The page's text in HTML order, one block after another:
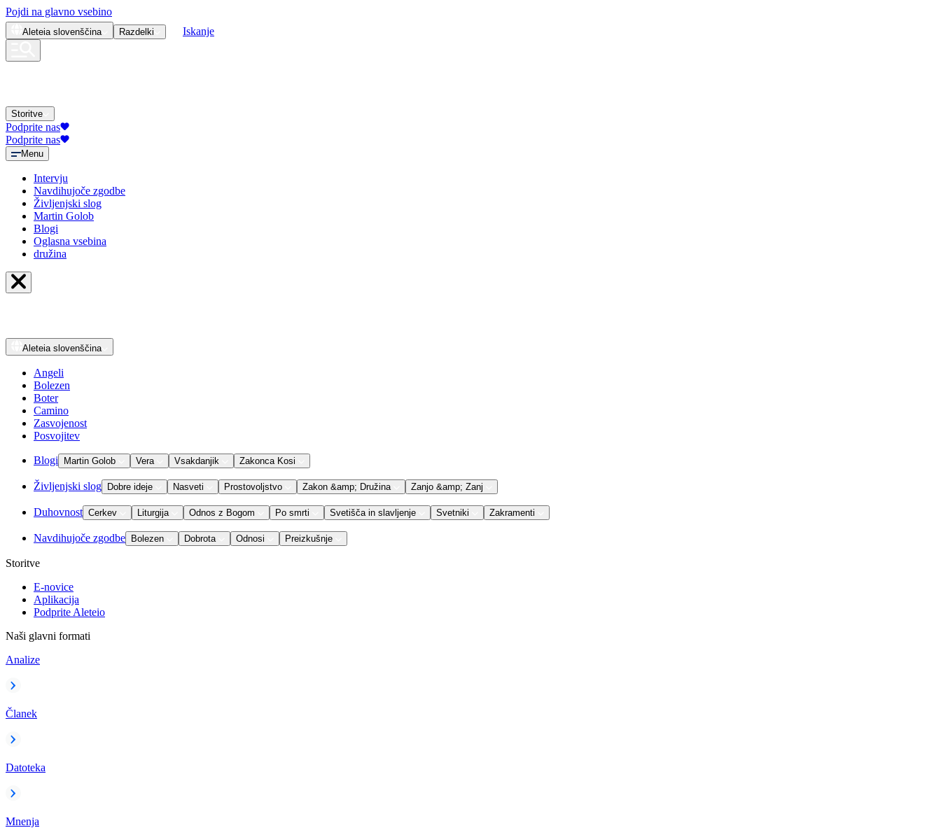
Pojdi na glavno vsebino
Aleteia slovenščina Razdelki Iskanje
Storitve
Podprite nas
Podprite nas
Menu
Intervju
Navdihujoče zgodbe
Življenjski slog
Martin Golob
Blogi
Oglasna vsebina
družina
Aleteia slovenščina
Angeli
Bolezen
Boter
Camino
Zasvojenost
Posvojitev
Blogi Martin Golob Vera Vsakdanjik Zakonca Kosi
Življenjski slog Dobre ideje Nasveti Prostovoljstvo Zakon &amp; Družina Zanjo &amp; Zanj
Duhovnost Cerkev Liturgija Odnos z Bogom Po smrti Svetišča in slavljenje Svetniki Zakramenti
Navdihujoče zgodbe Bolezen Dobrota Odnosi Preizkušnje
Storitve
E-novice
Aplikacija
Podprite Aleteio
Naši glavni formati
Analize
Članek
Datoteka
Mnenja